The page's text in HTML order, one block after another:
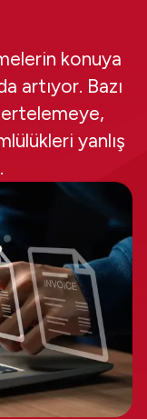
konuya
artıyor. Bazı
ertelemeye,
yanlış